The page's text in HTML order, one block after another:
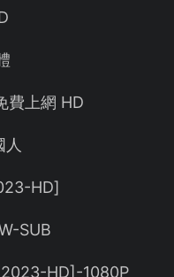
費上網 HD
HD]
SUB
HD]-1080P